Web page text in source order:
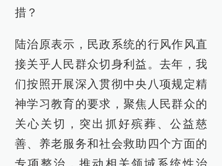
措？
陆治原表示，民政系统的行风作风直
接关乎人民群众切身利益。去年，我
们按照开展深入贯彻中央八项规定精
神学习教育的要求，聚焦人民群众的
关心关切，突出抓好殡葬、公益慈
善、养老服务和社会救助四个方面的